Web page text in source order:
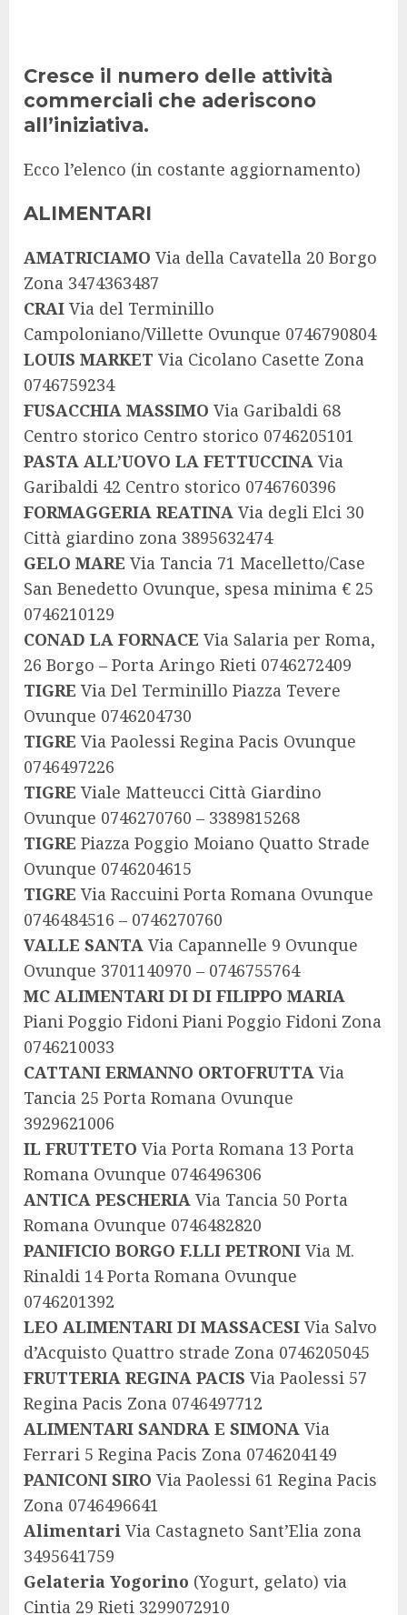
Cresce il numero delle attività
commerciali che aderiscono
all’iniziativa.
Ecco l’elenco (in costante aggiornamento)
ALIMENTARI
AMATRICIAMO Via della Cavatella 20 Borgo
Zona 3474363487
CRAI Via del Terminillo
Campoloniano/Villette Ovunque 0746790804
LOUIS MARKET Via Cicolano Casette Zona
0746759234
FUSACCHIA MASSIMO Via Garibaldi 68
Centro storico Centro storico 0746205101
PASTA ALL’UOVO LA FETTUCCINA Via
Garibaldi 42 Centro storico 0746760396
FORMAGGERIA REATINA Via degli Elci 30
Città giardino zona 3895632474
GELO MARE Via Tancia 71 Macelletto/Case
San Benedetto Ovunque, spesa minima € 25
0746210129
CONAD LA FORNACE Via Salaria per Roma,
26 Borgo – Porta Aringo Rieti 0746272409
TIGRE Via Del Terminillo Piazza Tevere
Ovunque 0746204730
TIGRE Via Paolessi Regina Pacis Ovunque
0746497226
TIGRE Viale Matteucci Città Giardino
Ovunque 0746270760 – 3389815268
TIGRE Piazza Poggio Moiano Quatto Strade
Ovunque 0746204615
TIGRE Via Raccuini Porta Romana Ovunque
0746484516 – 0746270760
VALLE SANTA Via Capannelle 9 Ovunque
Ovunque 3701140970 – 0746755764
MC ALIMENTARI DI DI FILIPPO MARIA
Piani Poggio Fidoni Piani Poggio Fidoni Zona
0746210033
CATTANI ERMANNO ORTOFRUTTA Via
Tancia 25 Porta Romana Ovunque
3929621006
IL FRUTTETO Via Porta Romana 13 Porta
Romana Ovunque 0746496306
ANTICA PESCHERIA Via Tancia 50 Porta
Romana Ovunque 0746482820
PANIFICIO BORGO F.LLI PETRONI Via M.
Rinaldi 14 Porta Romana Ovunque
0746201392
LEO ALIMENTARI DI MASSACESI Via Salvo
d’Acquisto Quattro strade Zona 0746205045
FRUTTERIA REGINA PACIS Via Paolessi 57
Regina Pacis Zona 0746497712
ALIMENTARI SANDRA E SIMONA Via
Ferrari 5 Regina Pacis Zona 0746204149
PANICONI SIRO Via Paolessi 61 Regina Pacis
Zona 0746496641
Alimentari Via Castagneto Sant’Elia zona
3495641759
Gelateria Yogorino (Yogurt, gelato) via
Cintia 29 Rieti 3299072910